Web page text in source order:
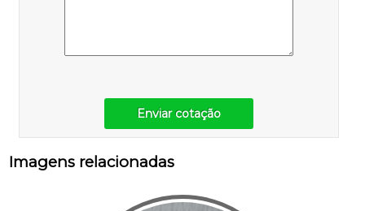
Enviar cotação
Imagens relacionadas